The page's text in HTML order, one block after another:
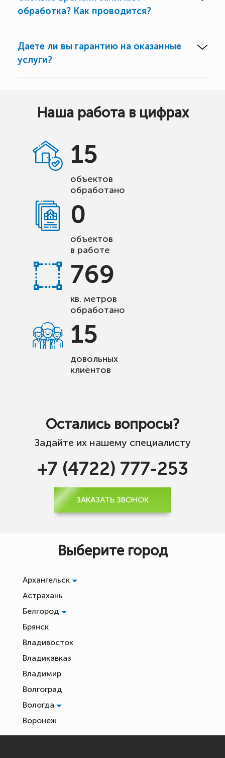
обработка? Как проводится?
Даете ли вы гарантию на оказанные
услуги?
Наша работа в цифрах
15
объектов
обработано
0
объектов
в работе
769
кв. метров
обработано
15
довольных
клиентов
Остались вопросы?
Задайте их нашему специалисту
+7 (4722) 777-253
ЗАКАЗАТЬ ЗВОНОК
Выберите город
Архангельск
Астрахань
Белгород
Брянск
Владивосток
Владикавказ
Владимир
Волгоград
Вологда
Воронеж
Екатеринбург